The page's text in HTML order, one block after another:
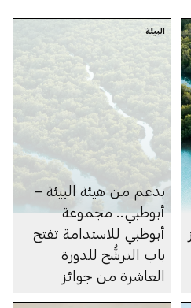
البيئة
بدعم من هيئة البيئة –
أبوظبي.. مجموعة
أبوظبي للاستدامة تفتح
باب الترشُّح للدورة
العاشرة من جوائز